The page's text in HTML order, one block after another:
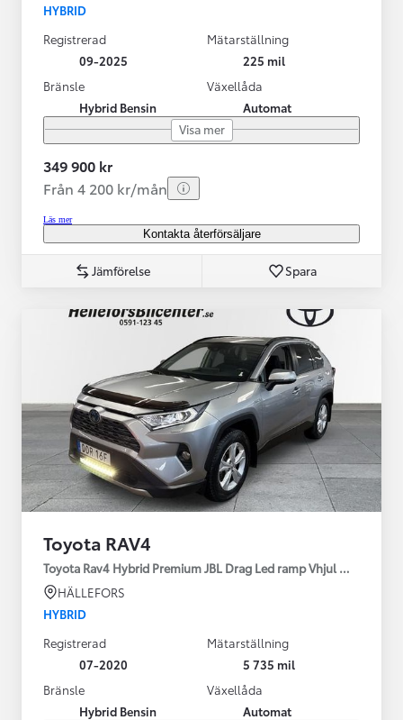
HYBRID
Registrerad
09-2025
Mätarställning
225 mil
Bränsle
Hybrid Bensin
Växellåda
Automat
Visa mer
349 900 kr
Från 4 200 kr/mån
Läs mer
Kontakta återförsäljare
Jämförelse Spara
Toyota RAV4
Toyota Rav4 Hybrid Premium JBL Drag Led ramp Vhjul motorv
HÄLLEFORS
HYBRID
Registrerad
07-2020
Mätarställning
5 735 mil
Bränsle
Hybrid Bensin
Växellåda
Automat